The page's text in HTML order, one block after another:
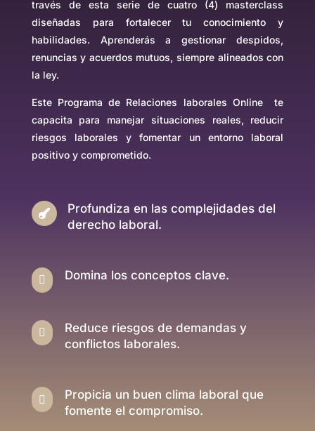
través de esta serie de cuatro (4) masterclass
diseñadas para fortalecer tu conocimiento y
habilidades. Aprenderás a gestionar despidos,
renuncias y acuerdos mutuos, siempre alineados con
la ley.
Este Programa de Relaciones laborales Online te
capacita para manejar situaciones reales, reducir
riesgos laborales y fomentar un entorno laboral
positivo y comprometido.

Profundiza en las complejidades del
derecho laboral.
 Domina los conceptos clave.

Reduce riesgos de demandas y
conflictos laborales.

Propicia un buen clima laboral que
fomente el compromiso.